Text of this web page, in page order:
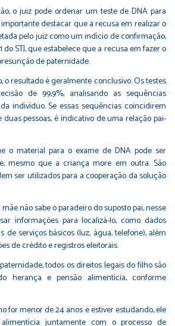
o juiz pode ordenar um teste de DNA para
destacar que a recusa em realizar o
pelo juiz como um indício de confirmação,
STJ, que estabelece que a recusa em fazer o
de paternidade.
o resultado é geralmente conclusivo. Os testes
de 99,9%, analisando as sequências
indivíduo. Se essas sequências coincidirem
pessoas, é indicativo de uma relação pai-
o material para o exame de DNA pode ser
mesmo que a criança more em outra. São
ser utilizados para a cooperação da solução
não sabe o paradeiro do suposto pai, nesse
informações para localizá-lo, como dados
de serviços básicos (luz, água, telefone), além
de crédito e registros eleitorais.
todos os direitos legais do filho são
herança e pensão alimentícia, conforme
for menor de 24 anos e estiver estudando, ele
juntamente com o processo de